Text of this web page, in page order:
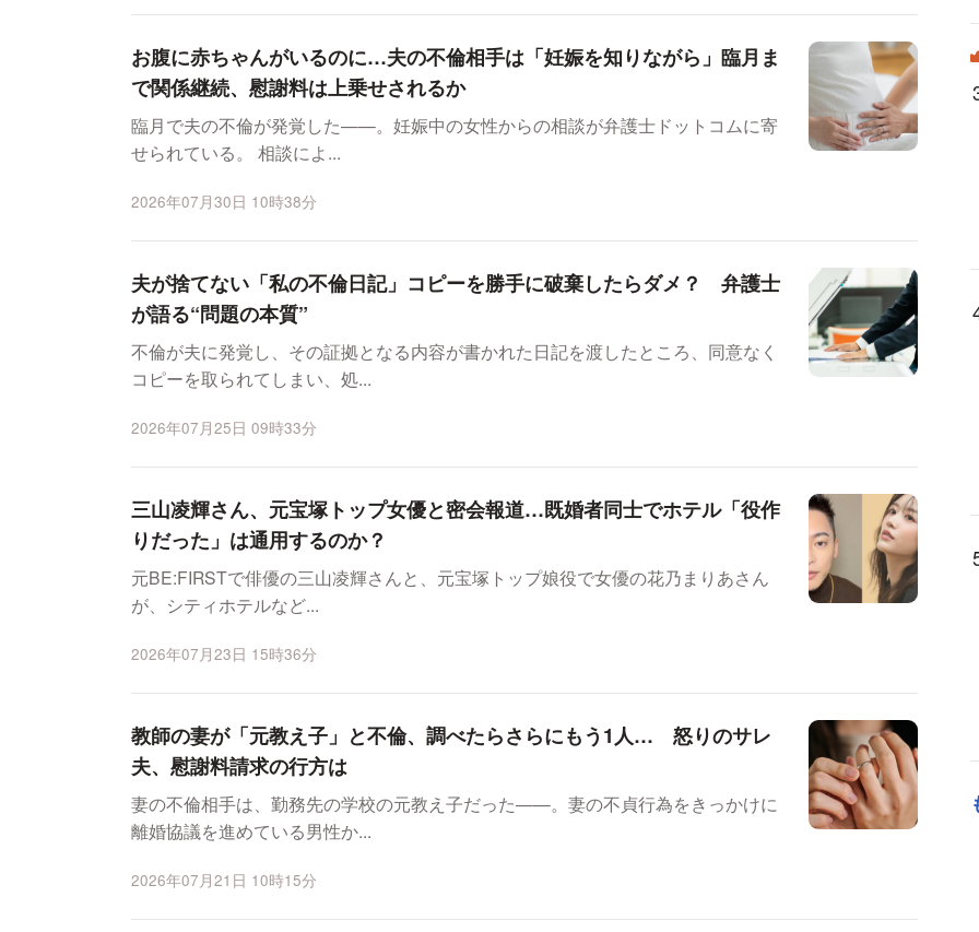
お腹に赤ちゃんがいるのに…夫の不倫相手は「妊娠を知りながら」臨月ま
で関係継続、慰謝料は上乗せされるか
臨月で夫の不倫が発覚した——。妊娠中の女性からの相談が弁護士ドットコムに寄
せられている。 相談によ...
2026年07月30日 10時38分
夫が捨てない「私の不倫日記」コピーを勝手に破棄したらダメ？ 弁護士
が語る“問題の本質”
不倫が夫に発覚し、その証拠となる内容が書かれた日記を渡したところ、同意なく
コピーを取られてしまい、処...
2026年07月25日 09時33分
三山凌輝さん、元宝塚トップ女優と密会報道…既婚者同士でホテル「役作
りだった」は通用するのか？
元BE:FIRSTで俳優の三山凌輝さんと、元宝塚トップ娘役で女優の花乃まりあさん
が、シティホテルなど...
2026年07月23日 15時36分
教師の妻が「元教え子」と不倫、調べたらさらにもう1人… 怒りのサレ
夫、慰謝料請求の行方は
妻の不倫相手は、勤務先の学校の元教え子だった——。妻の不貞行為をきっかけに
離婚協議を進めている男性か...
2026年07月21日 10時15分